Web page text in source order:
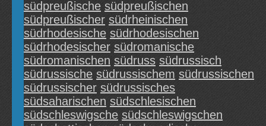
südpreußische südpreußischen
südpreußischer südrheinischen
südrhodesische südrhodesischen
südrhodesischer südromanische
südromanischen südruss südrussisch
südrussische südrussischem südrussischen
südrussischer südrussisches
südsaharischen südschlesischen
südschleswigsche südschleswigschen